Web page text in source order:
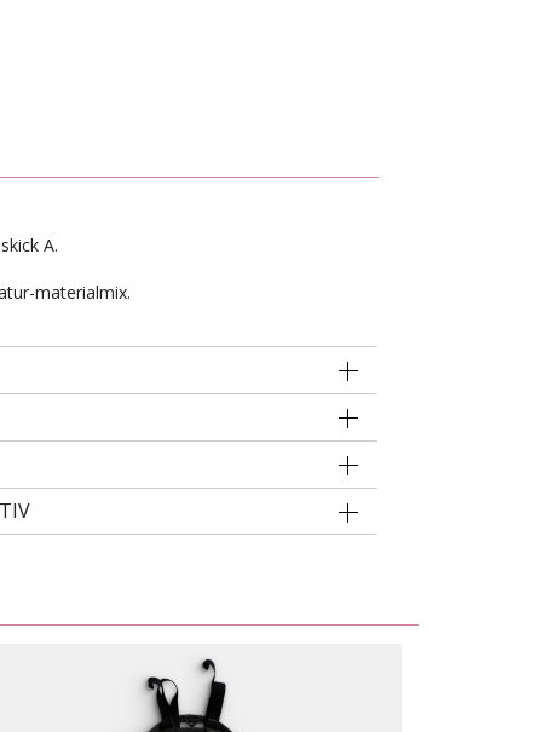
A.
materialmix.